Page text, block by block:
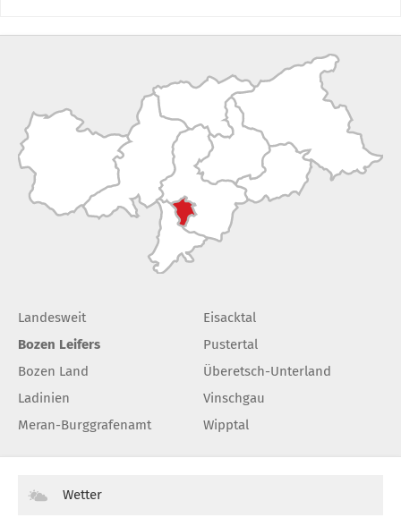
Landesweit
Bozen Leifers
Bozen Land
Ladinien
Meran-Burggrafenamt
Eisacktal
Pustertal
Überetsch-Unterland
Vinschgau
Wipptal
Wetter